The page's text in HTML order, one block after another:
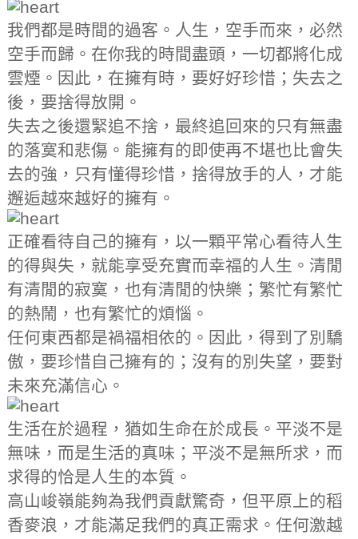
我們都是時間的過客。人生，空手而來，必然
空手而歸。在你我的時間盡頭，一切都將化成
雲煙。因此，在擁有時，要好好珍惜；失去之
後，要捨得放開。
失去之後還緊追不捨，最終追回來的只有無盡
的落寞和悲傷。能擁有的即使再不堪也比會失
去的強，只有懂得珍惜，捨得放手的人，才能
邂逅越來越好的擁有。
正確看待自己的擁有，以一顆平常心看待人生
的得與失，就能享受充實而幸福的人生。清閒
有清閒的寂寞，也有清閒的快樂；繁忙有繁忙
的熱鬧，也有繁忙的煩惱。
任何東西都是禍福相依的。因此，得到了別驕
傲，要珍惜自己擁有的；沒有的別失望，要對
未來充滿信心。
生活在於過程，猶如生命在於成長。平淡不是
無味，而是生活的真味；平淡不是無所求，而
求得的恰是人生的本質。
高山峻嶺能夠為我們貢獻驚奇，但平原上的稻
香麥浪，才能滿足我們的真正需求。任何激越